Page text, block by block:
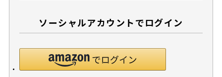
ソーシャルアカウントでログイン